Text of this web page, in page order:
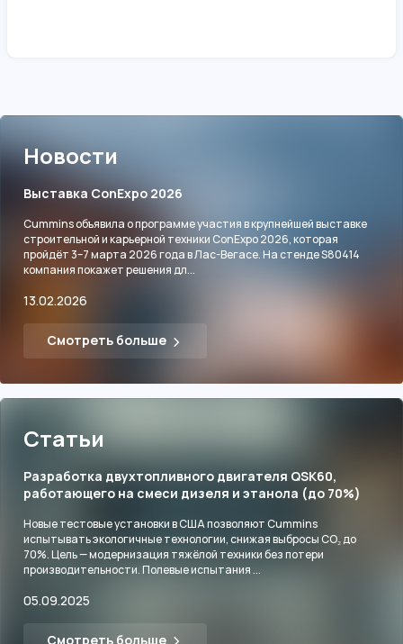
Новости
Выставка ConExpo 2026
Cummins объявила о программе участия в крупнейшей выставке
строительной и карьерной техники ConExpo 2026, которая
пройдёт 3–7 марта 2026 года в Лас-Вегасе. На стенде S80414
компания покажет решения дл...
13.02.2026
Смотреть больше
Статьи
Разработка двухтопливного двигателя QSK60,
работающего на смеси дизеля и этанола (до 70%)
Новые тестовые установки в США позволяют Cummins
испытывать экологичные технологии, снижая выбросы CO₂ до
70%. Цель — модернизация тяжёлой техники без потери
производительности. Полевые испытания ...
05.09.2025
Смотреть больше